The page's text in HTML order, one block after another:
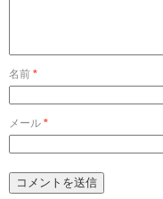
名前 *
メール *